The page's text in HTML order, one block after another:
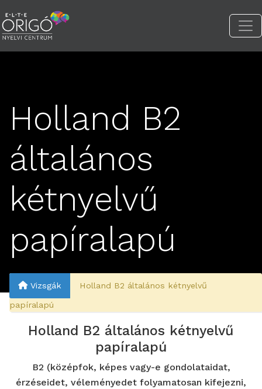
Holland B2
általános
kétnyelvű
papíralapú
Vizsgák Holland B2 általános kétnyelvű
papíralapú
Holland B2 általános kétnyelvű
papíralapú
B2 (középfok, képes vagy-e gondolataidat,
érzéseidet, véleményedet folyamatosan kifejezni,